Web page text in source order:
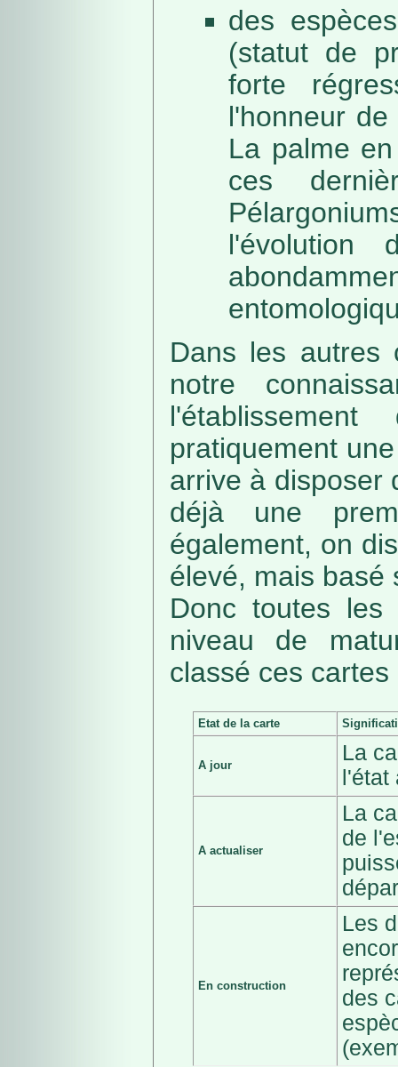
des
(statut de
forte
l'honneur
La palme
ces
l'évolution
Dans les autres
notre
pratiquement
arrive à disposer
déjà une
également, on
élevé, mais basé
Donc toutes
niveau de
classé ces
Etat de la carte
A jour
La
A actualiser
La
de
En construction
Les
des